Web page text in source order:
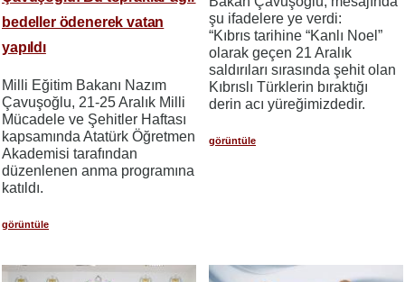
bedeller ödenerek vatan
yapıldı
Milli Eğitim Bakanı Nazım
Çavuşoğlu, 21-25 Aralık Milli
Mücadele ve Şehitler Haftası
kapsamında Atatürk Öğretmen
Akademisi tarafından
düzenlenen anma programına
katıldı.
görüntüle
şu ifadelere ye verdi:
“Kıbrıs tarihine “Kanlı Noel”
olarak geçen 21 Aralık
saldırıları sırasında şehit olan
Kıbrıslı Türklerin bıraktığı
derin acı yüreğimizdedir.
görüntüle